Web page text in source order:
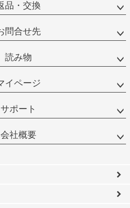
品・交換
問合せ先
読み物
イページ
サポート
会社概要